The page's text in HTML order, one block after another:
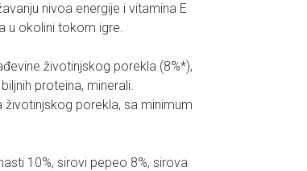
nivoa energije i vitamina E
u okolini tokom igre.
životinjskog porekla (8%*),
proteina, minerali.
porekla, sa minimum
10%, sirovi pepeo 8%, sirova